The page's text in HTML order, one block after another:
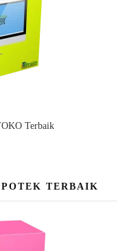
Terbaik
TERBAIK